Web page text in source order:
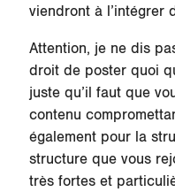
viendront à l’intégrer
Attention, je ne dis
droit de poster quoi
juste qu’il faut que
contenu
également pour la
structure que vous
très fortes et